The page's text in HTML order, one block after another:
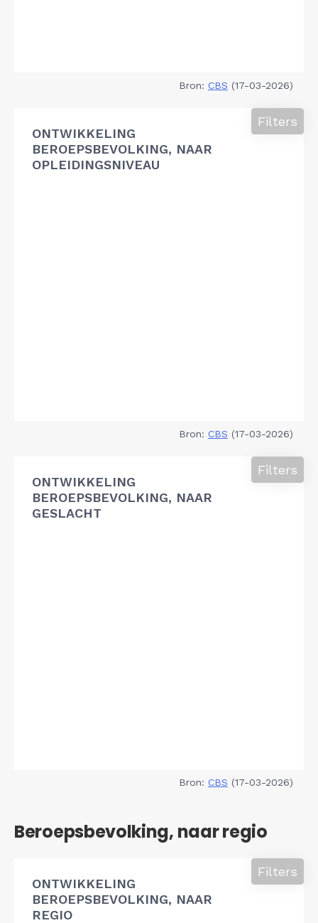
Bron: CBS (17-03-2026)
ONTWIKKELING
BEROEPSBEVOLKING, NAAR
OPLEIDINGSNIVEAU
Filters
Bron: CBS (17-03-2026)
ONTWIKKELING
BEROEPSBEVOLKING, NAAR
GESLACHT
Filters
Bron: CBS (17-03-2026)
Beroepsbevolking, naar regio
ONTWIKKELING
BEROEPSBEVOLKING, NAAR
REGIO
Filters